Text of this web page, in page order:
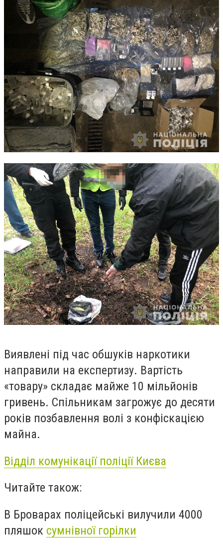
Виявлені під час обшуків наркотики
направили на експертизу. Вартість
«товару» складає майже 10 мільйонів
гривень. Спільникам загрожує до десяти
років позбавлення волі з конфіскацією
майна.
Відділ комунікації поліції Києва
Читайте також:
В Броварах поліцейські вилучили 4000
пляшок сумнівної горілки